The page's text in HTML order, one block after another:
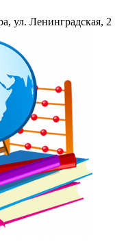
ул. Ленинградская, 2